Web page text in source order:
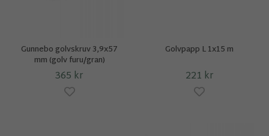
Gunnebo golvskruv 3,9x57
mm (golv furu/gran)
365 kr
Golvpapp L 1x15 m
221 kr